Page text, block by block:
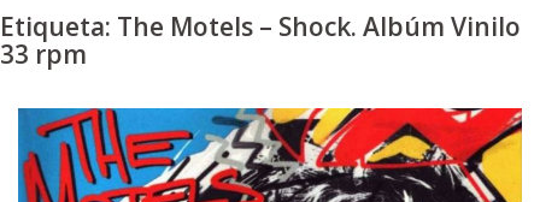
Etiqueta: The Motels – Shock. Albúm Vinilo
33 rpm